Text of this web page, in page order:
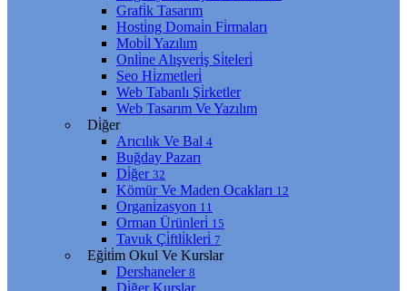
Grafi̇k Tasarım
Hosti̇ng Domai̇n Fi̇rmaları
Mobi̇l Yazılım
Onli̇ne Alışveri̇ş Si̇teleri̇
Seo Hi̇zmetleri̇
Web Tabanlı Şi̇rketler
Web Tasarım Ve Yazılım
Di̇ğer
Arıcılık Ve Bal 4
Buğday Pazarı
Di̇ğer 32
Kömür Ve Maden Ocakları 12
Organi̇zasyon 11
Orman Ürünleri̇ 15
Tavuk Çi̇ftli̇kleri̇ 7
Eği̇ti̇m Okul Ve Kurslar
Dershaneler 8
Di̇ğer Kurslar